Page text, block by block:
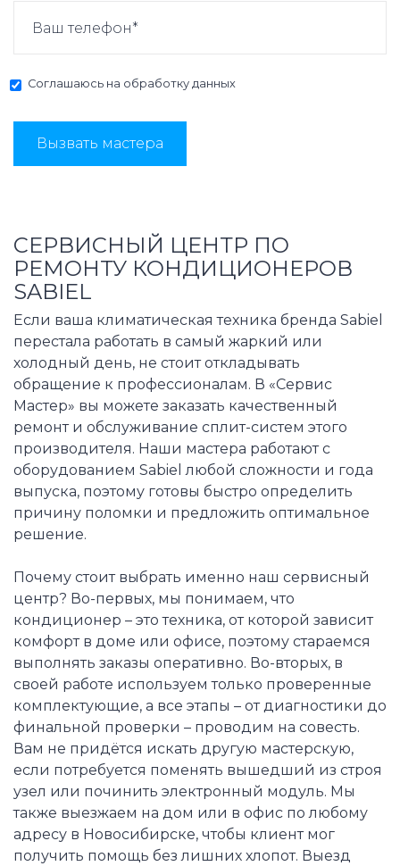
Соглашаюсь на обработку данных
Вызвать мастера
СЕРВИСНЫЙ ЦЕНТР ПО
РЕМОНТУ КОНДИЦИОНЕРОВ
SABIEL
Если ваша климатическая техника бренда Sabiel
перестала работать в самый жаркий или
холодный день, не стоит откладывать
обращение к профессионалам. В «Сервис
Мастер» вы можете заказать качественный
ремонт и обслуживание сплит-систем этого
производителя. Наши мастера работают с
оборудованием Sabiel любой сложности и года
выпуска, поэтому готовы быстро определить
причину поломки и предложить оптимальное
решение.
Почему стоит выбрать именно наш сервисный
центр? Во-первых, мы понимаем, что
кондиционер – это техника, от которой зависит
комфорт в доме или офисе, поэтому стараемся
выполнять заказы оперативно. Во-вторых, в
своей работе используем только проверенные
комплектующие, а все этапы – от диагностики до
финальной проверки – проводим на совесть.
Вам не придётся искать другую мастерскую,
если потребуется поменять вышедший из строя
узел или починить электронный модуль. Мы
также выезжаем на дом или в офис по любому
адресу в Новосибирске, чтобы клиент мог
получить помощь без лишних хлопот. Выезд